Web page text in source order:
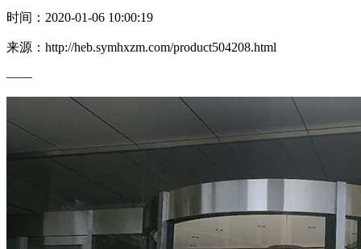
时间：2020-01-06 10:00:19
来源：http://heb.symhxzm.com/product504208.html
——